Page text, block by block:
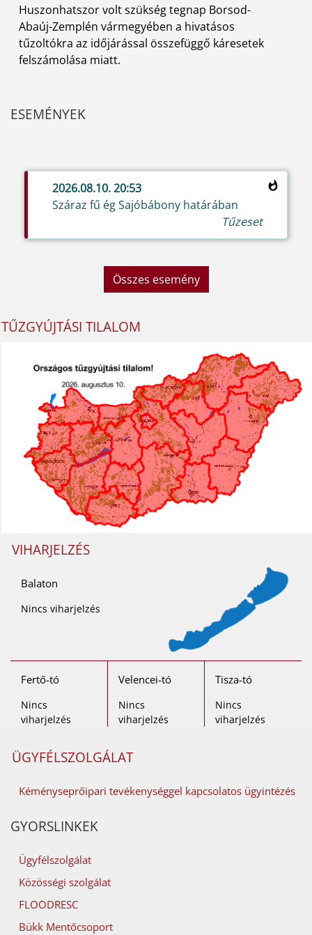
Huszonhatszor volt szükség tegnap Borsod-
Abaúj-Zemplén vármegyében a hivatásos
tűzoltókra az időjárással összefüggő káresetek
felszámolása miatt.
ESEMÉNYEK
2026.08.10. 20:53
Száraz fű ég Sajóbábony határában
Tűzeset
Összes esemény
TŰZGYÚJTÁSI TILALOM
VIHARJELZÉS
Balaton
Nincs viharjelzés
Fertő-tó
Nincs
viharjelzés
Velencei-tó
Nincs
viharjelzés
Tisza-tó
Nincs
viharjelzés
ÜGYFÉLSZOLGÁLAT
Kéményseprőipari tevékenységgel kapcsolatos ügyintézés
GYORSLINKEK
Ügyfélszolgálat
Közösségi szolgálat
FLOODRESC
Bükk Mentőcsoport